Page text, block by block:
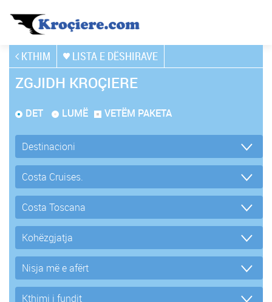
KTHIM LISTA E DËSHIRAVE
ZGJIDH KROÇIERE
DET LUMË VETËM PAKETA